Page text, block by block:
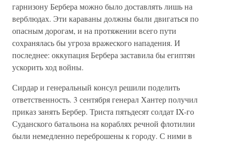
гарнизону Бербера можно было доставлять лишь на
верблюдах. Эти караваны должны были двигаться по
опасным дорогам, и на протяжении всего пути
сохранялась бы угроза вражеского нападения. И
последнее: оккупация Бербера заставила бы египтян
ускорить ход войны.
Сирдар и генеральный консул решили поделить
ответственность. 3 сентября генерал Хантер получил
приказ занять Бербер. Триста пятьдесят солдат IX-го
Суданского батальона на кораблях речной флотилии
были немедленно переброшены к городу. С ними в